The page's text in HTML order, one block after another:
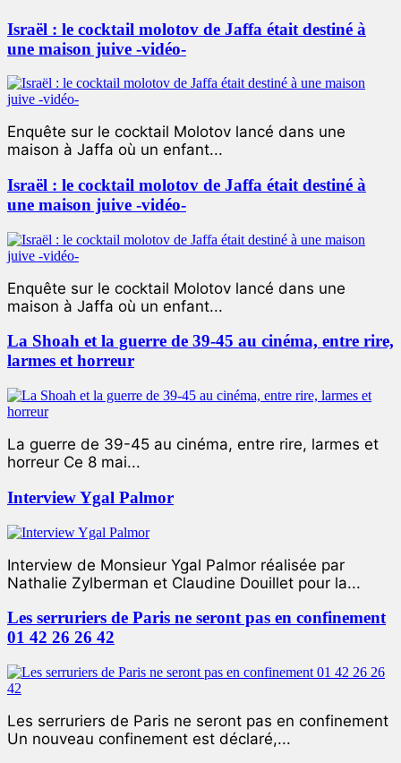
Israël : le cocktail molotov de Jaffa était destiné à
une maison juive -vidéo-
Enquête sur le cocktail Molotov lancé dans une
maison à Jaffa où un enfant...
Israël : le cocktail molotov de Jaffa était destiné à
une maison juive -vidéo-
Enquête sur le cocktail Molotov lancé dans une
maison à Jaffa où un enfant...
La Shoah et la guerre de 39-45 au cinéma, entre rire,
larmes et horreur
La guerre de 39-45 au cinéma, entre rire, larmes et
horreur Ce 8 mai...
Interview Ygal Palmor
Interview de Monsieur Ygal Palmor réalisée par
Nathalie Zylberman et Claudine Douillet pour la...
Les serruriers de Paris ne seront pas en confinement
01 42 26 26 42
Les serruriers de Paris ne seront pas en confinement
Un nouveau confinement est déclaré,...